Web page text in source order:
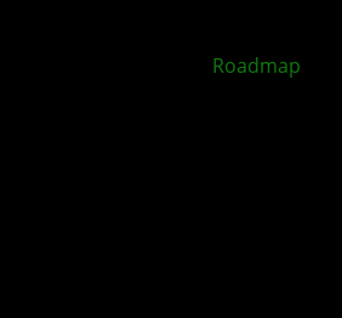
Roadmap